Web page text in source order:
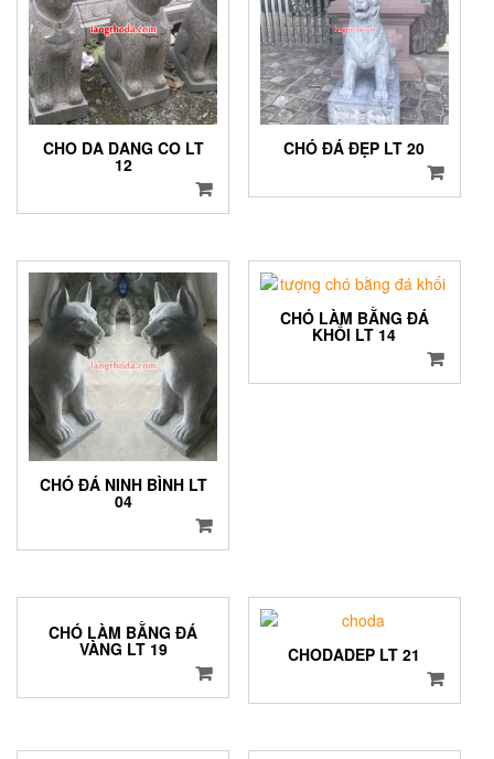
CHO DA DANG CO LT
12
CHÓ ĐÁ ĐẸP LT 20
CHÓ ĐÁ NINH BÌNH LT
04
CHÓ LÀM BẰNG ĐÁ
KHỐI LT 14
CHÓ LÀM BẰNG ĐÁ
VÀNG LT 19 CHODADEP LT 21